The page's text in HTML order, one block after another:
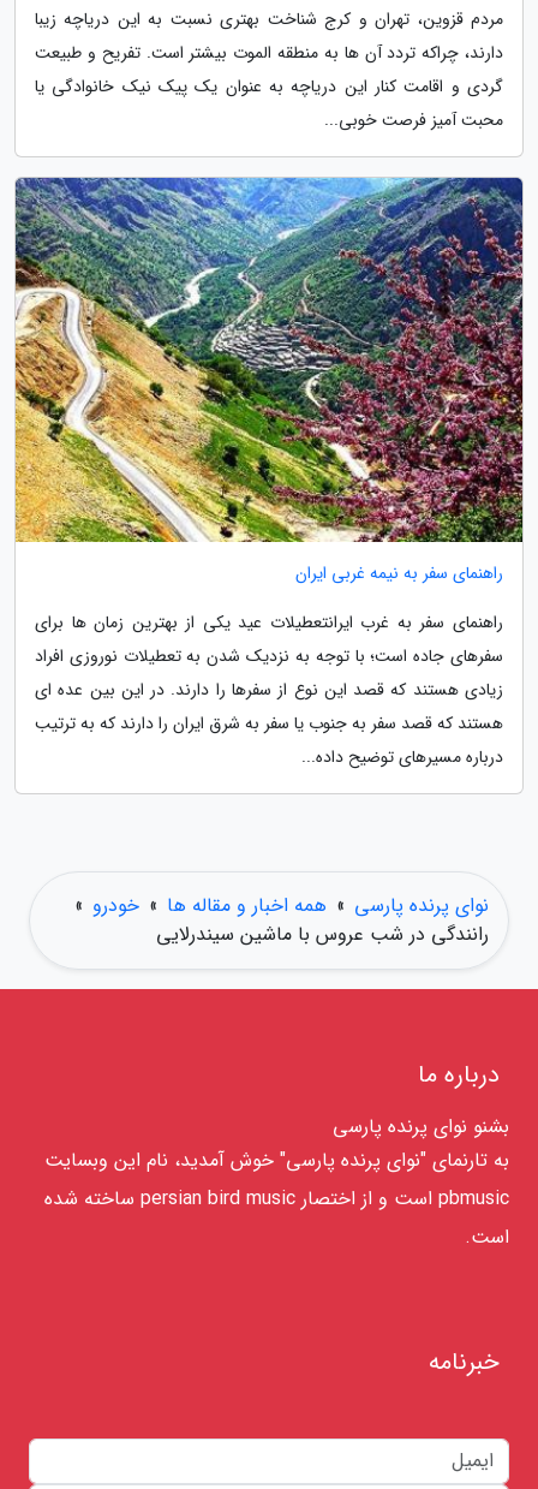
مردم قزوین، تهران و کرج شناخت بهتری نسبت به این دریاچه زیبا
دارند، چراکه تردد آن ها به منطقه الموت بیشتر است. تفریح و طبیعت
گردی و اقامت کنار این دریاچه به عنوان یک پیک نیک خانوادگی یا
محبت آمیز فرصت خوبی...
راهنمای سفر به نیمه غربی ایران
راهنمای سفر به غرب ایرانتعطیلات عید یکی از بهترین زمان ها برای
سفرهای جاده است؛ با توجه به نزدیک شدن به تعطیلات نوروزی افراد
زیادی هستند که قصد این نوع از سفرها را دارند. در این بین عده ای
هستند که قصد سفر به جنوب یا سفر به شرق ایران را دارند که به ترتیب
درباره مسیرهای توضیح داده...
نوای پرنده پارسی » همه اخبار و مقاله ها » خودرو »
رانندگی در شب عروس با ماشین سیندرلایی
درباره ما
بشنو نوای پرنده پارسی
به تارنمای "نوای پرنده پارسی" خوش آمدید، نام این وبسایت
pbmusic است و از اختصار persian bird music ساخته شده
است.
خبرنامه